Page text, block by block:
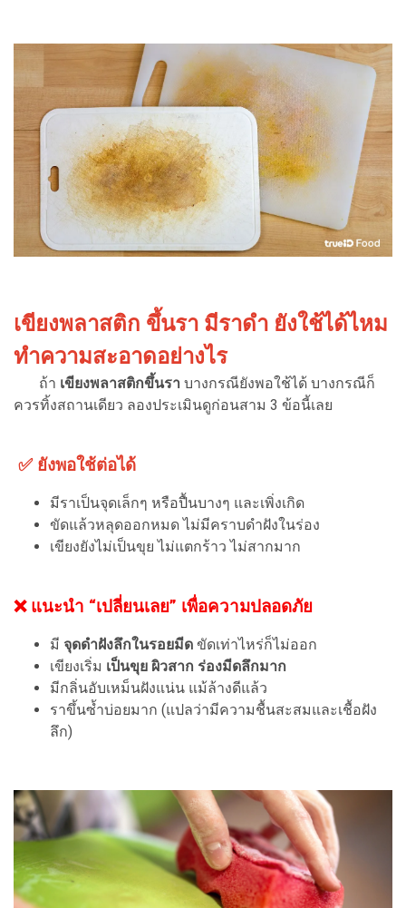
เขียงพลาสติก ขึ้นรา มีราดำ ยังใช้ได้ไหม
ทำความสะอาดอย่างไร
ถ้า เขียงพลาสติกขึ้นรา บางกรณียังพอใช้ได้ บางกรณีก็
ควรทิ้งสถานเดียว ลองประเมินดูก่อนสาม 3 ข้อนี้เลย
✅ ยังพอใช้ต่อได้
มีราเป็นจุดเล็กๆ หรือปื้นบางๆ และเพิ่งเกิด
ขัดแล้วหลุดออกหมด ไม่มีคราบดำฝังในร่อง
เขียงยังไม่เป็นขุย ไม่แตกร้าว ไม่สากมาก
❌ แนะนำ “เปลี่ยนเลย” เพื่อความปลอดภัย
มี จุดดำฝังลึกในรอยมีด ขัดเท่าไหร่ก็ไม่ออก
เขียงเริ่ม เป็นขุย ผิวสาก ร่องมีดลึกมาก
มีกลิ่นอับเหม็นฝังแน่น แม้ล้างดีแล้ว
ราขึ้นซ้ำบ่อยมาก (แปลว่ามีความชื้นสะสมและเชื้อฝัง
ลึก)